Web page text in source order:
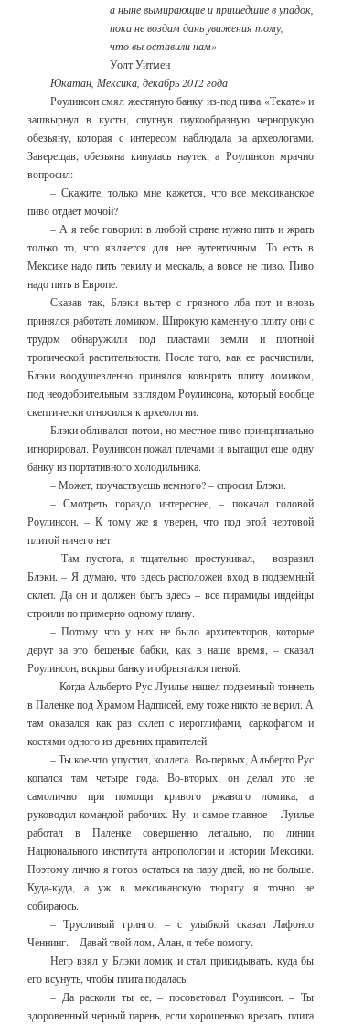
а ныне вымирающие и пришедшие в упадок,
пока не воздам дань уважения тому,
что вы оставили нам»
Уолт Уитмен
Юкатан, Мексика, декабрь 2012 года
Роулинсон смял жестяную банку из-под пива «Текате» и
зашвырнул в кусты, спугнув паукообразную чернорукую
обезьяну, которая с интересом наблюдала за археологами.
Заверещав, обезьяна кинулась наутек, а Роулинсон мрачно
вопросил:
– Скажите, только мне кажется, что все мексиканское
пиво отдает мочой?
– А я тебе говорил: в любой стране нужно пить и жрать
только то, что является для нее аутентичным. То есть в
Мексике надо пить текилу и мескаль, а вовсе не пиво. Пиво
надо пить в Европе.
Сказав так, Блэки вытер с грязного лба пот и вновь
принялся работать ломиком. Широкую каменную плиту они с
трудом обнаружили под пластами земли и плотной
тропической растительности. После того, как ее расчистили,
Блэки воодушевленно принялся ковырять плиту ломиком,
под неодобрительным взглядом Роулинсона, который вообще
скептически относился к археологии.
Блэки обливался потом, но местное пиво принципиально
игнорировал. Роулинсон пожал плечами и вытащил еще одну
банку из портативного холодильника.
– Может, поучаствуешь немного? – спросил Блэки.
– Смотреть гораздо интереснее, – покачал головой
Роулинсон. – К тому же я уверен, что под этой чертовой
плитой ничего нет.
– Там пустота, я тщательно простукивал, – возразил
Блэки. – Я думаю, что здесь расположен вход в подземный
склеп. Да он и должен быть здесь – все пирамиды индейцы
строили по примерно одному плану.
– Потому что у них не было архитекторов, которые
дерут за это бешеные бабки, как в наше время, – сказал
Роулинсон, вскрыл банку и обрызгался пеной.
– Когда Альберто Рус Луилье нашел подземный тоннель
в Паленке под Храмом Надписей, ему тоже никто не верил. А
там оказался как раз склеп с иероглифами, саркофагом и
костями одного из древних правителей.
– Ты кое-что упустил, коллега. Во-первых, Альберто Рус
копался там четыре года. Во-вторых, он делал это не
самолично при помощи кривого ржавого ломика, а
руководил командой рабочих. Ну, и самое главное – Луилье
работал в Паленке совершенно легально, по линии
Национального института антропологии и истории Мексики.
Поэтому лично я готов остаться на пару дней, но не больше.
Куда-куда, а уж в мексиканскую тюрягу я точно не
собираюсь.
– Трусливый гринго, – с улыбкой сказал Лафонсо
Ченнинг. – Давай твой лом, Алан, я тебе помогу.
Негр взял у Блэки ломик и стал прикидывать, куда бы
его всунуть, чтобы плита подалась.
– Да расколи ты ее, – посоветовал Роулинсон. – Ты
здоровенный черный парень, если хорошенько врезать, плита